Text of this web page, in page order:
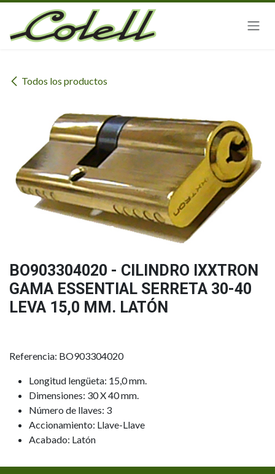
Ir al contenido
Todos los productos
BO903304020 - CILINDRO IXXTRON
GAMA ESSENTIAL SERRETA 30-40
LEVA 15,0 MM. LATÓN
Referencia: BO903304020
Longitud lengüeta: 15,0 mm.
Dimensiones: 30 X 40 mm.
Número de llaves: 3
Accionamiento: Llave-Llave
Acabado: Latón